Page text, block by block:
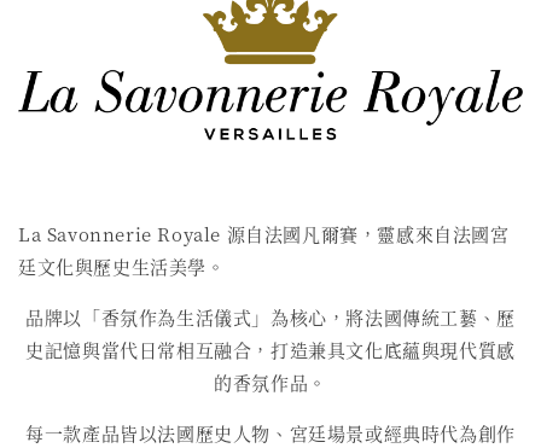
La Savonnerie Royale 源自法國凡爾賽，靈感來自法國宮
廷文化與歷史生活美學。
品牌以「香氛作為生活儀式」為核心，將法國傳統工藝、歷
史記憶與當代日常相互融合，打造兼具文化底蘊與現代質感
的香氛作品。
每一款產品皆以法國歷史人物、宮廷場景或經典時代為創作